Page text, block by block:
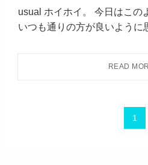
usual ホイホイ。 今日はこの
いつも通りの方が良いように
1